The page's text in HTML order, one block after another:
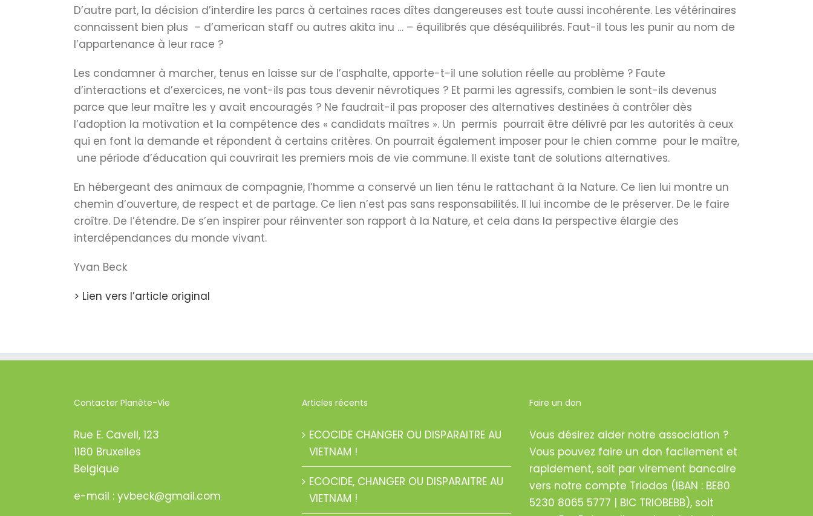
D’autre part, la décision d’interdire les parcs à certaines races dîtes dangereuses est toute aussi incohérente. Les vétérinaires
connaissent bien plus – d’american staff ou autres akita inu … – équilibrés que déséquilibrés. Faut-il tous les punir au nom de
l’appartenance à leur race ?
Les condamner à marcher, tenus en laisse sur de l’asphalte, apporte-t-il une solution réelle au problème ? Faute
d’interactions et d’exercices, ne vont-ils pas tous devenir névrotiques ? Et parmi les agressifs, combien le sont-ils devenus
parce que leur maître les y avait encouragés ? Ne faudrait-il pas proposer des alternatives destinées à contrôler dès
l’adoption la motivation et la compétence des « candidats maîtres ». Un permis pourrait être délivré par les autorités à ceux
qui en font la demande et répondent à certains critères. On pourrait également imposer pour le chien comme pour le maître,
une période d’éducation qui couvrirait les premiers mois de vie commune. Il existe tant de solutions alternatives.
En hébergeant des animaux de compagnie, l’homme a conservé un lien ténu le rattachant à la Nature. Ce lien lui montre un
chemin d’ouverture, de respect et de partage. Ce lien n’est pas sans responsabilités. Il lui incombe de le préserver. De le faire
croître. De l’étendre. De s’en inspirer pour réinventer son rapport à la Nature, et cela dans la perspective élargie des
interdépendances du monde vivant.
Yvan Beck
> Lien vers l’article original
Contacter Planète-Vie
Rue E. Cavell, 123
1180 Bruxelles
Belgique
e-mail : yvbeck@gmail.com
Articles récents
ECOCIDE CHANGER OU DISPARAITRE AU
VIETNAM !
ECOCIDE, CHANGER OU DISPARAITRE AU
VIETNAM !
Faire un don
Vous désirez aider notre association ?
Vous pouvez faire un don facilement et
rapidement, soit par virement bancaire
vers notre compte Triodos (IBAN : BE80
5230 8065 5777 | BIC TRIOBEBB), soit